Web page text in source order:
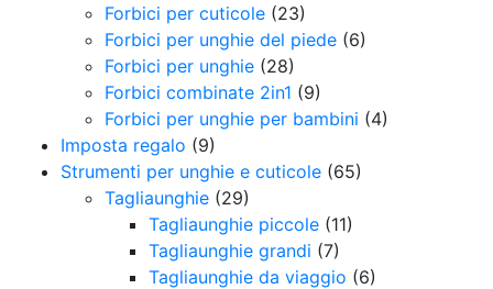
Forbici per cuticole (23)
Forbici per unghie del piede (6)
Forbici per unghie (28)
Forbici combinate 2in1 (9)
Forbici per unghie per bambini (4)
Imposta regalo (9)
Strumenti per unghie e cuticole (65)
Tagliaunghie (29)
Tagliaunghie piccole (11)
Tagliaunghie grandi (7)
Tagliaunghie da viaggio (6)